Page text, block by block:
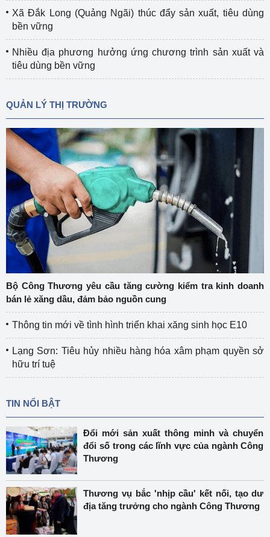
Xã Đắk Long (Quảng Ngãi) thúc đẩy sản xuất, tiêu dùng
bền vững
Nhiều địa phương hưởng ứng chương trình sản xuất và
tiêu dùng bền vững
QUẢN LÝ THỊ TRƯỜNG
Bộ Công Thương yêu cầu tăng cường kiểm tra kinh doanh
bán lẻ xăng dầu, đảm bảo nguồn cung
Thông tin mới về tình hình triển khai xăng sinh học E10
Lạng Sơn: Tiêu hủy nhiều hàng hóa xâm phạm quyền sở
hữu trí tuệ
TIN NỔI BẬT
Đổi mới sản xuất thông minh và chuyển
đổi số trong các lĩnh vực của ngành Công
Thương
Thương vụ bắc 'nhịp cầu' kết nối, tạo dư
địa tăng trưởng cho ngành Công Thương